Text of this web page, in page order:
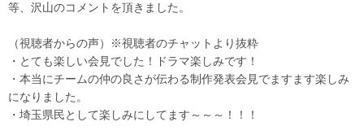
等、沢山のコメントを頂きました。
（視聴者からの声）※視聴者のチャットより抜粋
・とても楽しい会見でした！ドラマ楽しみです！
・本当にチームの仲の良さが伝わる制作発表会見でますます楽しみ
になりました。
・埼玉県民として楽しみにしてます～～～！！！